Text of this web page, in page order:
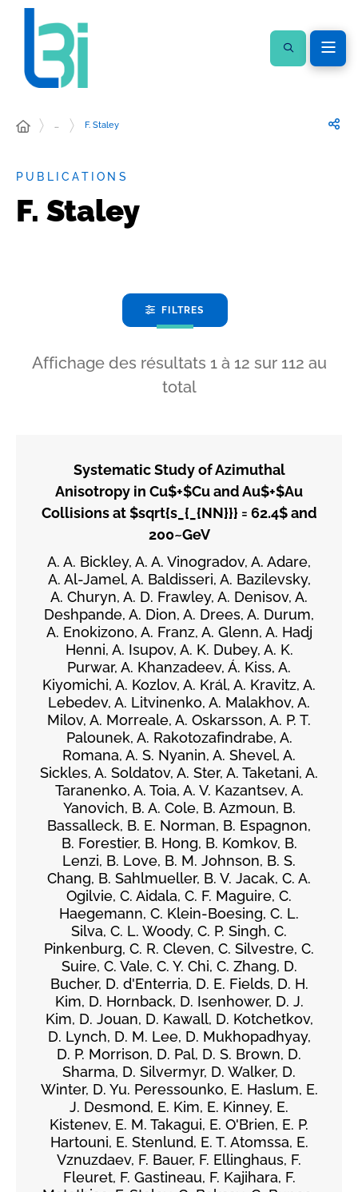
… F. Staley
PUBLICATIONS
F. Staley
FILTRES
Affichage des résultats 1à 12 sur 112 au
total
Systematic Study of Azimuthal
Anisotropy in Cu$+$Cu and Au$+$Au
Collisions at $sqrt{s_{_{NN}}} = 62.4$ and
200~GeV
A. A. Bickley, A. A. Vinogradov, A. Adare,
A. Al-Jamel, A. Baldisseri, A. Bazilevsky,
A. Churyn, A. D. Frawley, A. Denisov, A.
Deshpande, A. Dion, A. Drees, A. Durum,
A. Enokizono, A. Franz, A. Glenn, A. Hadj
Henni, A. Isupov, A. K. Dubey, A. K.
Purwar, A. Khanzadeev, Á. Kiss, A.
Kiyomichi, A. Kozlov, A. Král, A. Kravitz, A.
Lebedev, A. Litvinenko, A. Malakhov, A.
Milov, A. Morreale, A. Oskarsson, A. P. T.
Palounek, A. Rakotozafindrabe, A.
Romana, A. S. Nyanin, A. Shevel, A.
Sickles, A. Soldatov, A. Ster, A. Taketani, A.
Taranenko, A. Toia, A. V. Kazantsev, A.
Yanovich, B. A. Cole, B. Azmoun, B.
Bassalleck, B. E. Norman, B. Espagnon,
B. Forestier, B. Hong, B. Komkov, B.
Lenzi, B. Love, B. M. Johnson, B. S.
Chang, B. Sahlmueller, B. V. Jacak, C. A.
Ogilvie, C. Aidala, C. F. Maguire, C.
Haegemann, C. Klein-Boesing, C. L.
Silva, C. L. Woody, C. P. Singh, C.
Pinkenburg, C. R. Cleven, C. Silvestre, C.
Suire, C. Vale, C. Y. Chi, C. Zhang, D.
Bucher, D. d'Enterria, D. E. Fields, D. H.
Kim, D. Hornback, D. Isenhower, D. J.
Kim, D. Jouan, D. Kawall, D. Kotchetkov,
D. Lynch, D. M. Lee, D. Mukhopadhyay,
D. P. Morrison, D. Pal, D. S. Brown, D.
Sharma, D. Silvermyr, D. Walker, D.
Winter, D. Yu. Peressounko, E. Haslum, E.
J. Desmond, E. Kim, E. Kinney, E.
Kistenev, E. M. Takagui, E. O'Brien, E. P.
Hartouni, E. Stenlund, E. T. Atomssa, E.
Vznuzdaev, F. Bauer, F. Ellinghaus, F.
Fleuret, F. Gastineau, F. Kajihara, F.